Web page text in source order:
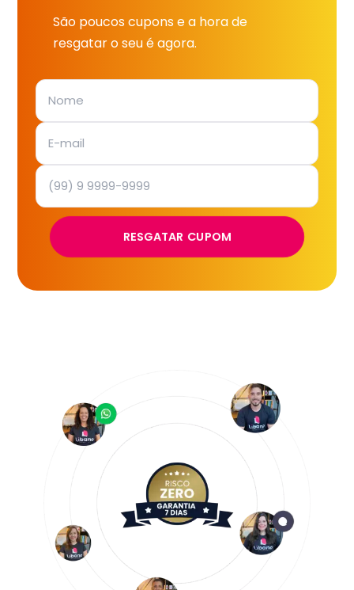
São poucos cupons e a hora de
resgatar o seu é agora.
RESGATAR CUPOM